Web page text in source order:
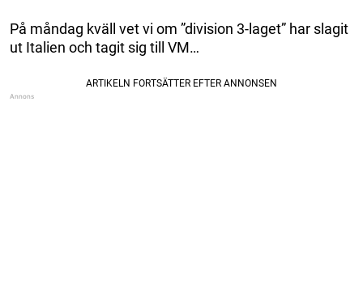
På måndag kväll vet vi om ”division 3-laget” har slagit
ut Italien och tagit sig till VM…